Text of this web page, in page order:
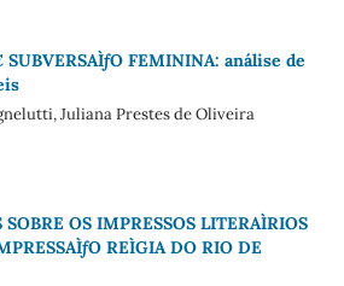
SUBVERSAÌƒO FEMININA: análise de
Juliana Prestes de Oliveira
OS IMPRESSOS LITERAÌRIOS
REÌGIA DO RIO DE